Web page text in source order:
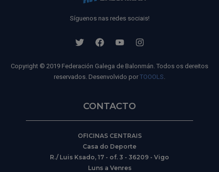
Síguenos nas redes sociais!
Copyright © 2019 Federación Galega de Balonmán. Todos os dereitos
reservados. Desenvolvido por TOOOLS.
CONTACTO
OFICINAS CENTRAIS
Casa do Deporte
R./ Luis Ksado, 17 - of. 3 - 36209 - Vigo
Luns a Venres